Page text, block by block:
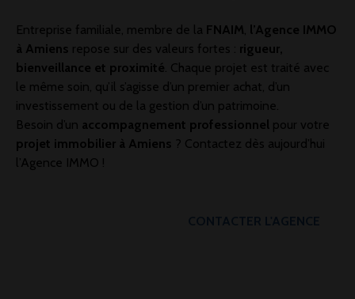
Entreprise familiale, membre de la FNAIM, l’Agence IMMO
à Amiens repose sur des valeurs fortes : rigueur,
bienveillance et proximité. Chaque projet est traité avec
le même soin, qu’il s’agisse d’un premier achat, d’un
investissement ou de la gestion d’un patrimoine.
Besoin d’un accompagnement professionnel pour votre
projet immobilier à Amiens ? Contactez dès aujourd’hui
l’Agence IMMO !